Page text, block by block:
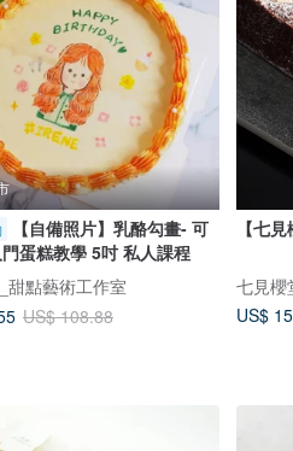
【自備照片】乳酪勾畫- 可
蛋糕教學 5吋 私人課程
甜點藝術工作室
US$ 108.88
【七
七見櫻
US$